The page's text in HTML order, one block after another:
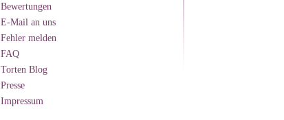
Bewertungen
E-Mail an uns
Fehler melden
FAQ
Torten Blog
Presse
Impressum